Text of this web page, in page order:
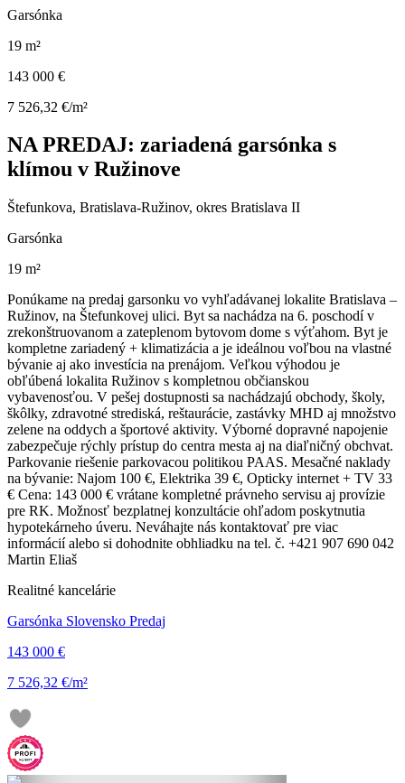
Garsónka
19 m²
143 000 €
7 526,32 €/m²
NA PREDAJ: zariadená garsónka s
klímou v Ružinove
Štefunkova, Bratislava-Ružinov, okres Bratislava II
Garsónka
19 m²
Ponúkame na predaj garsonku vo vyhľadávanej lokalite Bratislava –
Ružinov, na Štefunkovej ulici. Byt sa nachádza na 6. poschodí v
zrekonštruovanom a zateplenom bytovom dome s výťahom. Byt je
kompletne zariadený + klimatizácia a je ideálnou voľbou na vlastné
bývanie aj ako investícia na prenájom. Veľkou výhodou je
obľúbená lokalita Ružinov s kompletnou občianskou
vybavenosťou. V pešej dostupnosti sa nachádzajú obchody, školy,
škôlky, zdravotné strediská, reštaurácie, zastávky MHD aj množstvo
zelene na oddych a športové aktivity. Výborné dopravné napojenie
zabezpečuje rýchly prístup do centra mesta aj na diaľničný obchvat.
Parkovanie riešenie parkovacou politikou PAAS. Mesačné naklady
na bývanie: Najom 100 €, Elektrika 39 €, Opticky internet + TV 33
€ Cena: 143 000 € vrátane kompletné právneho servisu aj provízie
pre RK. Možnosť bezplatnej konzultácie ohľadom poskytnutia
hypotekárneho úveru. Neváhajte nás kontaktovať pre viac
informácií alebo si dohodnite obhliadku na tel. č. +421 907 690 042
Martin Eliaš
Realitné kancelárie
Garsónka Slovensko Predaj
143 000 €
7 526,32 €/m²